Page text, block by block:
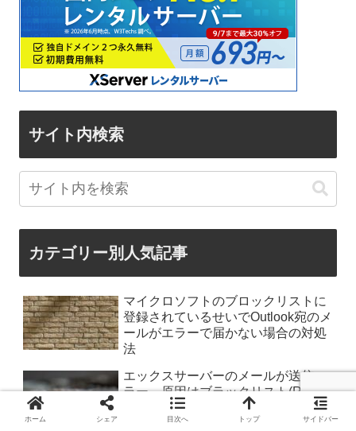
サイト内検索
カテゴリー別人気記事
マイクロソフトのブロックリストに
登録されているせいでOutlook宛のメ
ールがエラーで届かない場合の対処
法
エックスサーバーのメールが送信エ
ラー。原因はブラックリスト(RBL)
ホーム シェア 目次へ トップ サイドバー